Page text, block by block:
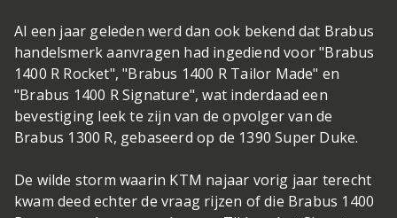
Al een jaar geleden werd dan ook bekend dat Brabus
handelsmerk aanvragen had ingediend voor "Brabus
1400 R Rocket", "Brabus 1400 R Tailor Made" en
"Brabus 1400 R Signature", wat inderdaad een
bevestiging leek te zijn van de opvolger van de
Brabus 1300 R, gebaseerd op de 1390 Super Duke.
De wilde storm waarin KTM najaar vorig jaar terecht
kwam deed echter de vraag rijzen of die Brabus 1400